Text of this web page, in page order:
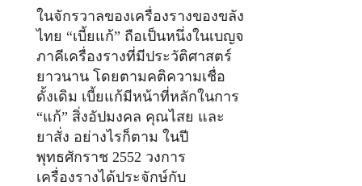
ในจักรวาลของเครื่องรางของขลัง
ไทย “เบี้ยแก้” ถือเป็นหนึ่งในเบญจ
ภาคีเครื่องรางที่มีประวัติศาสตร์
ยาวนาน โดยตามคติความเชื่อ
ดั้งเดิม เบี้ยแก้มีหน้าที่หลักในการ
“แก้” สิ่งอัปมงคล คุณไสย และ
ยาสั่ง อย่างไรก็ตาม ในปี
พุทธศักราช 2552 วงการ
เครื่องรางได้ประจักษ์กับ